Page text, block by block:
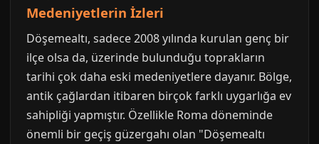
Medeniyetlerin İzleri
Döşemealtı, sadece 2008 yılında kurulan genç bir
ilçe olsa da, üzerinde bulunduğu toprakların
tarihi çok daha eski medeniyetlere dayanır. Bölge,
antik çağlardan itibaren birçok farklı uygarlığa ev
sahipliği yapmıştır. Özellikle Roma döneminde
önemli bir geçiş güzergahı olan "Döşemealtı